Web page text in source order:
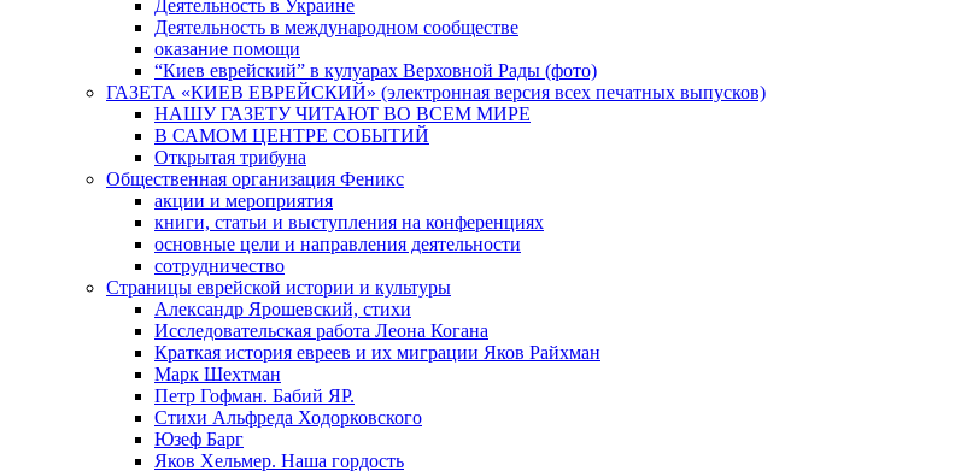
Деятельность в Украине
Деятельность в международном сообществе
оказание помощи
“Киев еврейский” в кулуарах Верховной Рады (фото)
ГАЗЕТА «КИЕВ ЕВРЕЙСКИЙ» (электронная версия всех печатных выпусков)
НАШУ ГАЗЕТУ ЧИТАЮТ ВО ВСЕМ МИРЕ
В САМОМ ЦЕНТРЕ СОБЫТИЙ
Открытая трибуна
Общественная организация Феникс
акции и мероприятия
книги, статьи и выступления на конференциях
основные цели и направления деятельности
сотрудничество
Страницы еврейской истории и культуры
Александр Ярошевский, стихи
Исследовательская работа Леона Когана
Краткая история евреев и их миграции Яков Райхман
Марк Шехтман
Петр Гофман. Бабий ЯР.
Стихи Альфреда Ходорковского
Юзеф Барг
Яков Хельмер. Наша гордость